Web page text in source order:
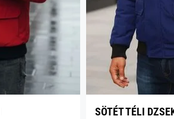
SÖTÉT TÉLI